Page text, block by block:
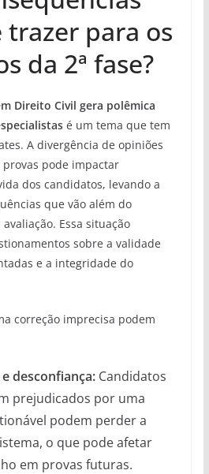
trazer para os
da 2ª fase?
Direito Civil gera polêmica
é um tema que tem
A divergência de opiniões
pode impactar
dos candidatos, levando a
que vão além do
Essa situação
sobre a validade
e a integridade do
correção imprecisa podem
desconfiança:Candidatos
prejudicados por uma
podem perder a
o que pode afetar
em provas futuras.